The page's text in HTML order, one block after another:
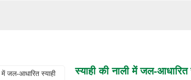
स्याही की नाली में जल-